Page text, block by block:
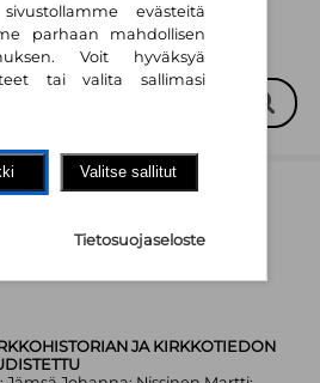
JA
ARKKI,
JA KIRKKOTIEDON
evästeitä
parhaan mahdollisen
Voit hyväksyä
tai valita sallimasi
Valitse sallitut
Tietosuojaseloste